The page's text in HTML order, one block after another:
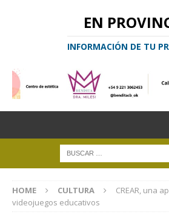
EN
INFORMACIÓN DE TU
HOME CULTURA
CREAR, una
videojuegos educativos